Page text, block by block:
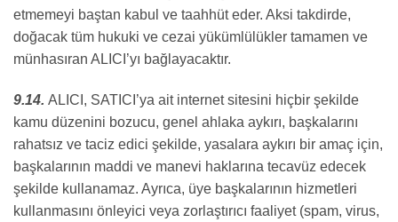
etmemeyi baştan kabul ve taahhüt eder. Aksi takdirde,
doğacak tüm hukuki ve cezai yükümlülükler tamamen ve
münhasıran ALICI’yı bağlayacaktır.
9.14. ALICI, SATICI’ya ait internet sitesini hiçbir şekilde
kamu düzenini bozucu, genel ahlaka aykırı, başkalarını
rahatsız ve taciz edici şekilde, yasalara aykırı bir amaç için,
başkalarının maddi ve manevi haklarına tecavüz edecek
şekilde kullanamaz. Ayrıca, üye başkalarının hizmetleri
kullanmasını önleyici veya zorlaştırıcı faaliyet (spam, virus,